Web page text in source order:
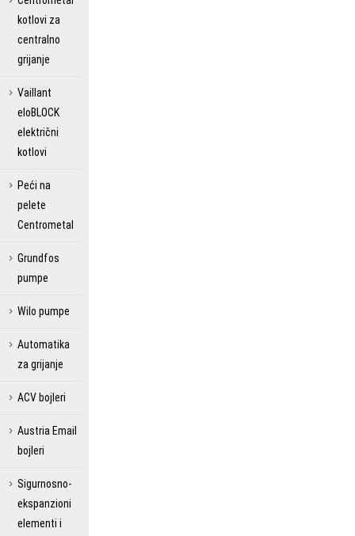
kotlovi za
centralno
grijanje
Vaillant
eloBLOCK
električni
kotlovi
Peći na
pelete
Centrometal
Grundfos
pumpe
Wilo pumpe
Automatika
za grijanje
ACV bojleri
Austria Email
bojleri
Sigurnosno-
ekspanzioni
elementi i